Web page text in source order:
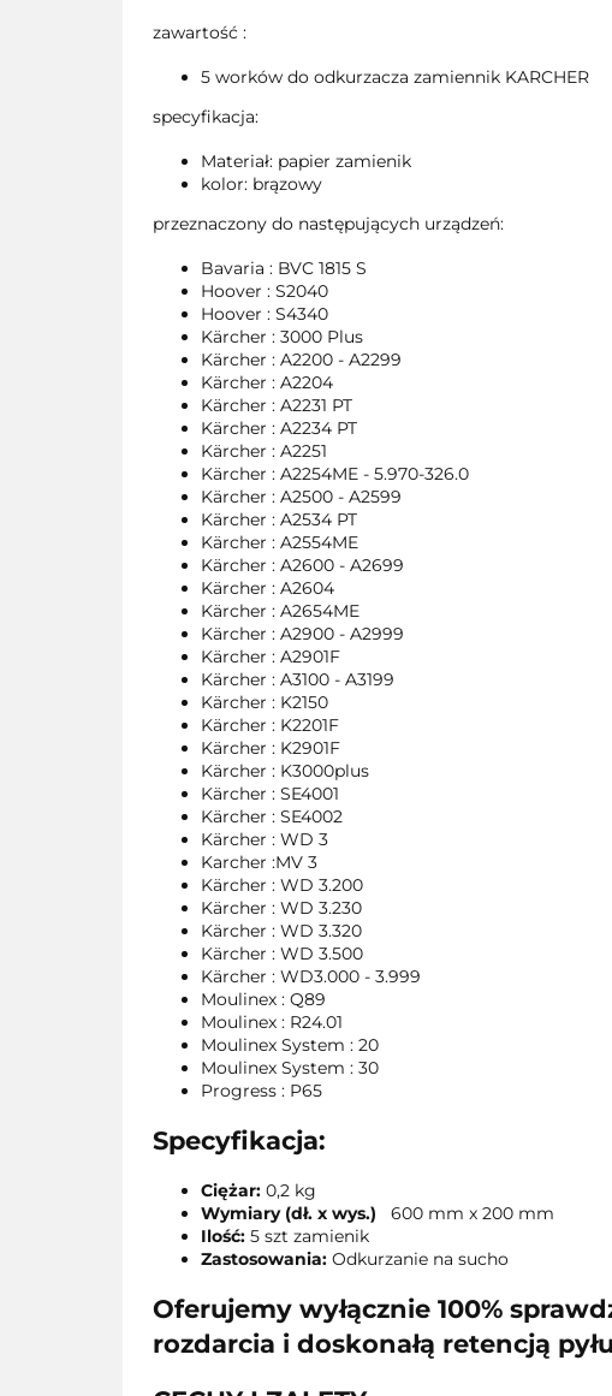
zawartość :
5 worków do odkurzacza zamiennik KARCHER
specyfikacja:
Materiał: papier zamienik
kolor: brązowy
przeznaczony do następujących urządzeń:
Bavaria : BVC 1815 S
Hoover : S2040
Hoover : S4340
Kärcher : 3000 Plus
Kärcher : A2200 - A2299
Kärcher : A2204
Kärcher : A2231 PT
Kärcher : A2234 PT
Kärcher : A2251
Kärcher : A2254ME - 5.970-326.0
Kärcher : A2500 - A2599
Kärcher : A2534 PT
Kärcher : A2554ME
Kärcher : A2600 - A2699
Kärcher : A2604
Kärcher : A2654ME
Kärcher : A2900 - A2999
Kärcher : A2901F
Kärcher : A3100 - A3199
Kärcher : K2150
Kärcher : K2201F
Kärcher : K2901F
Kärcher : K3000plus
Kärcher : SE4001
Kärcher : SE4002
Kärcher : WD 3
Karcher :MV 3
Kärcher : WD 3.200
Kärcher : WD 3.230
Kärcher : WD 3.320
Kärcher : WD 3.500
Kärcher : WD3.000 - 3.999
Moulinex : Q89
Moulinex : R24.01
Moulinex System : 20
Moulinex System : 30
Progress : P65
Specyfikacja:
Ciężar: 0,2 kg
Wymiary (dł. x wys.) 600 mm x 200 mm
Ilość: 5 szt zamienik
Zastosowania: Odkurzanie na sucho
Oferujemy wyłącznie 100%
rozdarcia i doskonałą retencją